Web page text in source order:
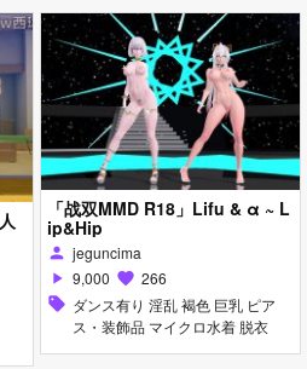
「战双MMD R18」Lifu & α ~ L
ip&Hip
person jeguncima
play_arrow 9,000 favorite 266
sell ダンス有り 淫乱 褐色 巨乳 ピア
ス・装飾品 マイクロ水着 脱衣